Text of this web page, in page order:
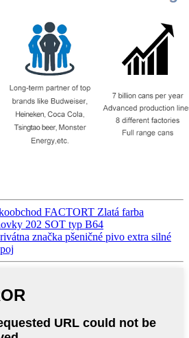
FACTORT Zlatá farba
202 SOT typ B64
značka pšeničné pivo extra silné